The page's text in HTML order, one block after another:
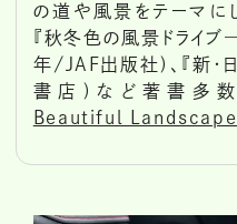
の道や風景をテーマに
『秋冬色の風景ドライ
年/JAF出版社)、『新
書店)など著書多
Beautiful Landscape